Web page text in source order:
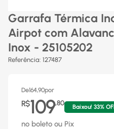
Garrafa Térmica
Airpot com
Inox - 25105202
Referência: 127487
De164,90por
R$109,80
Baixou! 33%
no boleto ou Pix